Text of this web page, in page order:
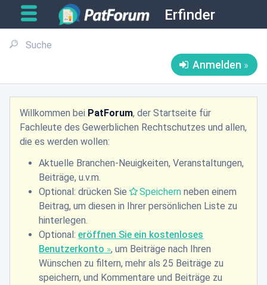
Erfinder
Anmelden
Willkommen bei PatForum, der Startseite für
Fachleute des Gewerblichen Rechtschutzes und allen,
die es werden wollen:
Aktuelle Branchen-Neuigkeiten, Veranstaltungen,
Beiträge, u.v.m.
Optional: drücken Sie
Speichern neben einem
Beitrag, um diesen in Ihrer persönlichen Liste zu
hinterlegen.
Optional:eröffnen Sie ein kostenloses
Benutzerkonto
, um Beiträge nach Ihren
Wünschen zu filtern, mehr als 25 Beiträge zu
speichern, und Kommentare und Beiträge zu